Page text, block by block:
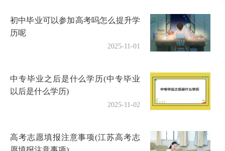
初中毕业可以参加高考吗怎么提升学
历呢
2025-11-01
中专毕业之后是什么学历(中专毕业
以后是什么学历)
2025-11-02
高考志愿填报注意事项(江苏高考志